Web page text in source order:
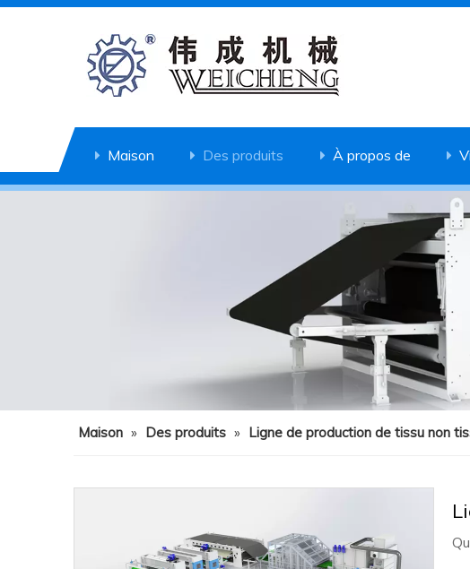
Maison Des produits À propos de
Maison » Des produits » Ligne de production de tissu non